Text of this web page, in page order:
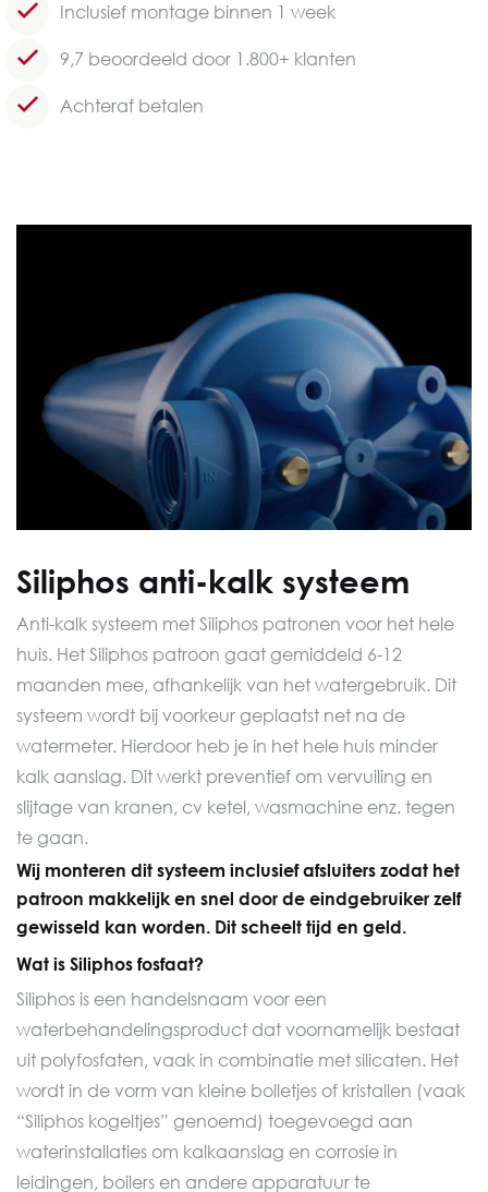
Inclusief montage binnen 1 week
9,7 beoordeeld door 1.800+ klanten
Achteraf betalen
Siliphos anti-kalk systeem
Anti-kalk systeem met Siliphos patronen voor het hele
huis. Het Siliphos patroon gaat gemiddeld 6-12
maanden mee, afhankelijk van het watergebruik. Dit
systeem wordt bij voorkeur geplaatst net na de
watermeter. Hierdoor heb je in het hele huis minder
kalk aanslag. Dit werkt preventief om vervuiling en
slijtage van kranen, cv ketel, wasmachine enz. tegen
te gaan.
Wij monteren dit systeem inclusief afsluiters zodat het
patroon makkelijk en snel door de eindgebruiker zelf
gewisseld kan worden. Dit scheelt tijd en geld.
Wat is Siliphos fosfaat?
Siliphos is een handelsnaam voor een
waterbehandelingsproduct dat voornamelijk bestaat
uit polyfosfaten, vaak in combinatie met silicaten. Het
wordt in de vorm van kleine bolletjes of kristallen (vaak
“Siliphos kogeltjes” genoemd) toegevoegd aan
waterinstallaties om kalkaanslag en corrosie in
leidingen, boilers en andere apparatuur te